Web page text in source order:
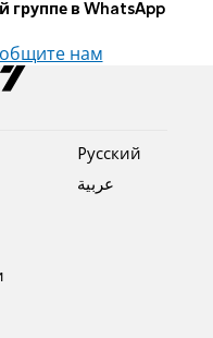
группе в WhatsApp
нам
Pусский
عربية